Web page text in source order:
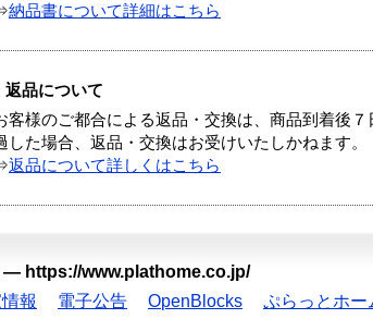
納品書について詳細はこちら
返品について
客様のご都合による返品・交換は、商品到着後
した場合、返品・交換はお受けいたしかねます。
返品について詳しくはこちら
— https://www.plathome.co.jp/
報 電子公告 OpenBlocks ぷらっとホー